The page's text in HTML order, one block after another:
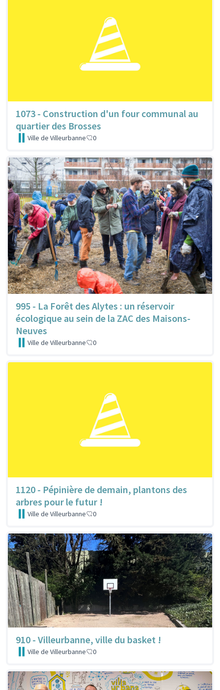
1073 - Construction d'un four communal au
quartier des Brosses
Ville de Villeurbanne 0
995 - La Forêt des Alytes : un réservoir
écologique au sein de la ZAC des Maisons-
Neuves
Ville de Villeurbanne 0
1120 - Pépinière de demain, plantons des
arbres pour le futur !
Ville de Villeurbanne 0
910 - Villeurbanne, ville du basket !
Ville de Villeurbanne 0